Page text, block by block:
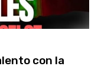
con la